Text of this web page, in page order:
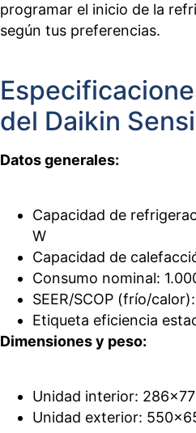
programar el inicio de la
según tus preferencias.
del Daikin
Datos generales:
Capacidad de
W
Capacidad de
Consumo nominal:
SEER/SCOP (frío/
Etiqueta eficiencia
Dimensiones y peso:
Unidad interior:
Unidad exterior: